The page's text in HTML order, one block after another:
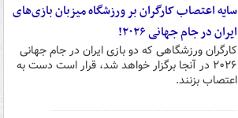
سایه اعتصاب کارگران بر ورزشگاه میزبان بازی‌های
ایران در جام جهانی ۲۰۲۶!
کارگران ورزشگاهی که دو بازی ایران در جام جهانی
۲۰۲۶ در آنجا برگزار خواهد شد، قرار است دست به
اعتصاب بزنند.